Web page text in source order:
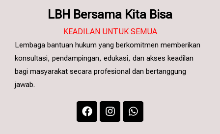
LBH Bersama Kita Bisa
KEADILAN UNTUK SEMUA
Lembaga bantuan hukum yang berkomitmen memberikan
konsultasi, pendampingan, edukasi, dan akses keadilan
bagi masyarakat secara profesional dan bertanggung
jawab.